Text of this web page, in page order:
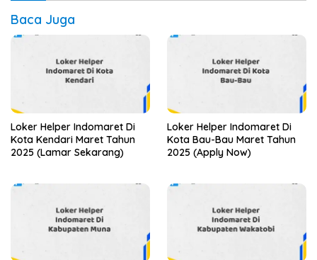
Baca Juga
Loker Helper Indomaret Di
Kota Kendari Maret Tahun
2025 (Lamar Sekarang)
Loker Helper Indomaret Di
Kota Bau-Bau Maret Tahun
2025 (Apply Now)